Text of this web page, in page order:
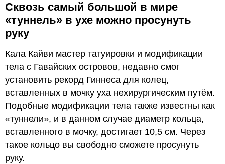
Сквозь самый большой в мире
«туннель» в ухе можно просунуть
руку
Кала Кайви мастер татуировки и модификации
тела с Гавайских островов, недавно смог
установить рекорд Гиннеса для колец,
вставленных в мочку уха нехирургическим путём.
Подобные модификации тела также известны как
«туннели», и в данном случае диаметр кольца,
вставленного в мочку, достигает 10,5 см. Через
такое кольцо вы свободно сможете просунуть
руку.